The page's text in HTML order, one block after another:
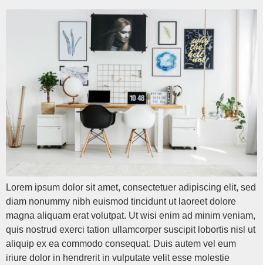
Lorem ipsum dolor sit amet, consectetuer adipiscing elit, sed
diam nonummy nibh euismod tincidunt ut laoreet dolore
magna aliquam erat volutpat. Ut wisi enim ad minim veniam,
quis nostrud exerci tation ullamcorper suscipit lobortis nisl ut
aliquip ex ea commodo consequat. Duis autem vel eum
iriure dolor in hendrerit in vulputate velit esse molestie